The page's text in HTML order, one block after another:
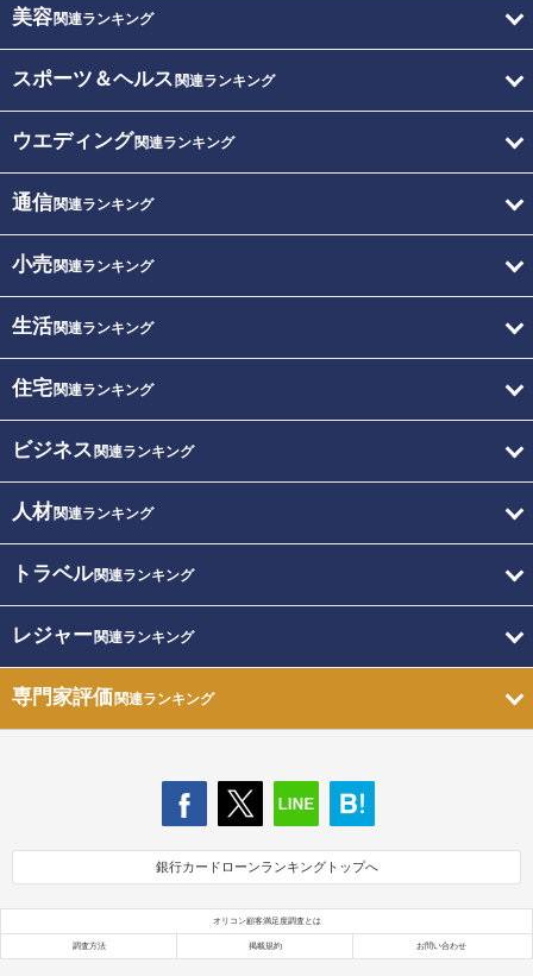
美容関連ランキング
スポーツ＆ヘルス 関連ランキング
ウエディング関連ランキング
通信関連ランキング
小売関連ランキング
生活関連ランキング
住宅関連ランキング
ビジネス 関連ランキング
人材関連ランキング
トラベル関連ランキング
レジャー関連ランキング
専門家評価関連ランキング
銀行カードローンランキングトップへ
オリコン顧客満足度調査とは
調査方法 掲載規約 お問い合わせ